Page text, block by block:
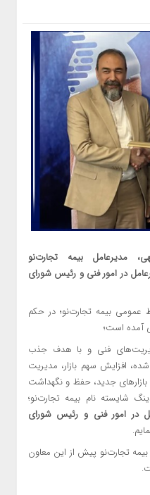
مدیرعامل بیمه تجارت‌نو
در امور فنی و رئیس شورای
عمومی بیمه تجارت‌نو؛ در حکم
آمده است؛
فنی و با هدف جذب
افزایش سهم بازار، مدیریت
جدید، حفظ و نگهداشت
شایسته نام بیمه تجارت‌نو؛
در امور فنی و رئیس شورای
تجارت‌نو پیش از این معاون